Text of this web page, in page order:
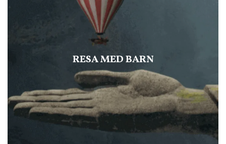
RESA MED BARN